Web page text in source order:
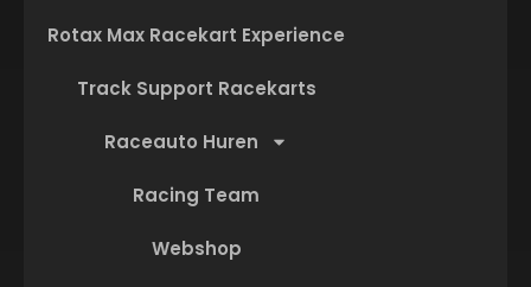
Rotax Max Racekart Experience
Track Support Racekarts
Raceauto Huren
Racing Team
Webshop